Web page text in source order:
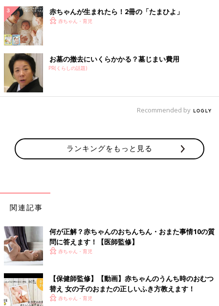
おまた全体と割れ目を少し開き洗う
「よく泡立てた洗浄料をおまたにつけ、手でやさしく洗います。
割れ目は指を使って少しだけ開き、片方の手でなでるように洗い
ます」
割れ目の内側のひだもなでるように洗う
「割れ目の内側のひだも、洗浄料の泡をつけてなでるように洗い
ます。割れ目を強く開かないと見えない膣口まで洗う必要はあり
肛門まわりやふともものつけ根も洗う
てずにケアをすれば大丈夫。清潔な状態を保てるように、ふき
方・洗い方をママ・パパで共有できるといいですね。（取材・文
／ひよこクラブ編集部）
監修／【小児科医】黒澤照喜 先生
初回公開日 2018/08/25
育児中におススメのアプリ
赤ちゃんが生まれたら！2冊の「たまひよ」
赤ちゃん・育児
お墓の撤去にいくらかかる？墓じまい費用
PR(くらしの話題)
Recommended by
ランキングをもっと見る
関連記事
何が正解？赤ちゃんのおちんちん・おまた事情10の質
問に答えます！【医師監修】
赤ちゃん・育児
【保健師監修】【動画】赤ちゃんのうんち時のおむつ
替え 女の子のおまたの正しいふき方教えます！
赤ちゃん・育児